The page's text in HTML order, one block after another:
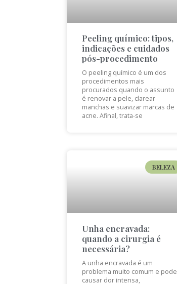
Peeling químico: tipos,
indicações e cuidados
pós-procedimento
O peeling químico é um dos
procedimentos mais
procurados quando o assunto
é renovar a pele, clarear
manchas e suavizar marcas de
acne. Afinal, trata-se
BELEZA
Unha encravada:
quando a cirurgia é
necessária?
A unha encravada é um
problema muito comum e pode
causar dor intensa,